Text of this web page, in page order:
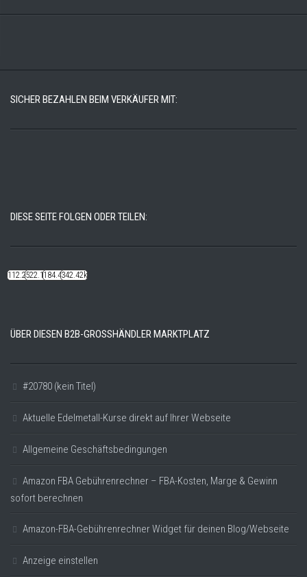
SICHER BEZAHLEN BEIM VERKÄUFER MIT:
DIESE SEITE FOLGEN ODER TEILEN:
112.22k522.14k184.48k342.42k
ÜBER DIESEN B2B-GROSSHÄNDLER MARKTPLATZ
#20780 (kein Titel)
Aktuelle Edelmetall-Kurse direkt auf Ihrer Webseite
Allgemeine Geschäftsbedingungen
Amazon FBA Gebührenrechner – FBA-Kosten, Marge & Gewinn
sofort berechnen
Amazon-FBA-Gebührenrechner Widget für deinen Blog/Webseite
Anzeige einstellen